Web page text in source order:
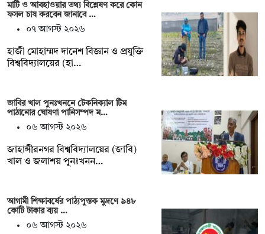
মাটি ও আবহাওয়ার তথ্য বিশ্লেষণ করে কোন
ফসল চাষ করবেন জানাবে …
০৭ আগস্ট ২০২৬
হাজী মোহাম্মদ দানেশ বিজ্ঞান ও প্রযুক্তি
বিশ্ববিদ্যালয়ের (হা…
জাবির খাল পুনঃখননে টেকনিক্যাল টিম
পাঠানোর ঘোষণা পানিসম্পদ ম…
০৬ আগস্ট ২০২৬
‎‎জাহাঙ্গীরনগর বিশ্ববিদ্যালয়ের (জাবি)
খাল ও জলাশয় পুনঃখনন…
আগামী শিক্ষাবর্ষের পাঠ্যপুস্তক মুদ্রণে ৯৪৮
কোটি টাকার ব্যয় …
০৬ আগস্ট ২০২৬